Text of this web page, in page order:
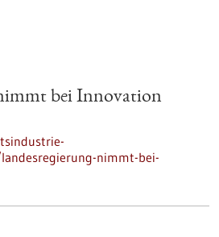
bei Innovation
nimmt-bei-